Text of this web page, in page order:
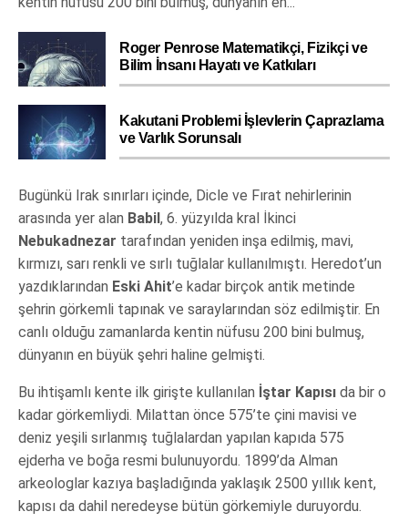
Roger Penrose Matematikçi, Fizikçi ve
Bilim İnsanı Hayatı ve Katkıları
Kakutani Problemi İşlevlerin Çaprazlama
ve Varlık Sorunsalı
Bugünkü Irak sınırları içinde, Dicle ve Fırat nehirlerinin
arasında yer alan Babil , 6. yüzyılda kral İkinci
Nebukadnezar tarafından yeniden inşa edilmiş, mavi,
kırmızı, sarı renkli ve sırlı tuğlalar kullanılmıştı. Heredot’un
yazdıklarından Eski Ahit’e kadar birçok antik metinde
şehrin görkemli tapınak ve saraylarından söz edilmiştir. En
canlı olduğu zamanlarda kentin nüfusu 200 bini bulmuş,
dünyanın en büyük şehri haline gelmişti.
Bu ihtişamlı kente ilk girişte kullanılan İştar Kapısı da bir o
kadar görkemliydi. Milattan önce 575’te çini mavisi ve
deniz yeşili sırlanmış tuğlalardan yapılan kapıda 575
ejderha ve boğa resmi bulunuyordu. 1899’da Alman
arkeologlar kazıya başladığında yaklaşık 2500 yıllık kent,
kapısı da dahil neredeyse bütün görkemiyle duruyordu.